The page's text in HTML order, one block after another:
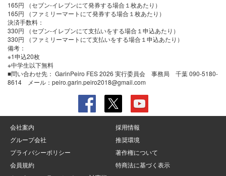
165円 （セブン-イレブンにて発券する場合１枚あたり）
165円 （ファミリーマートにて発券する場合１枚あたり）
決済手数料 ：
330円 （セブン-イレブンにて支払いをする場合１申込あたり）
330円 （ファミリーマートにて支払いをする場合１申込あたり）
備考：
※1申込20枚
※中学生以下無料
■問い合わせ先： GarinPeiro FES 2026 実行委員会 事務局 千葉 090-5180-
8614 メール：peiro.garin.peiro2018@gmail.com
会社案内
採用情報
グループ会社
推奨環境
プライバシーポリシー
著作権について
会員規約
特商法に基づく表示